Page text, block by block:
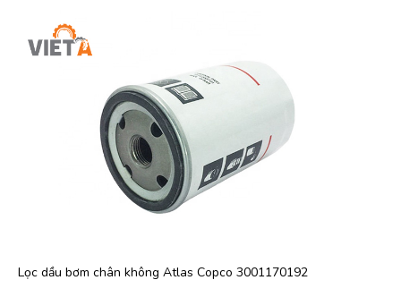
Lọc dầu bơm chân không Atlas Copco 3001170192